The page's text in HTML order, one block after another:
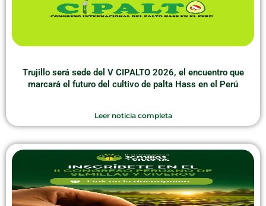
Trujillo será sede del V CIPALTO 2026, el encuentro que
marcará el futuro del cultivo de palta Hass en el Perú
Leer noticia completa